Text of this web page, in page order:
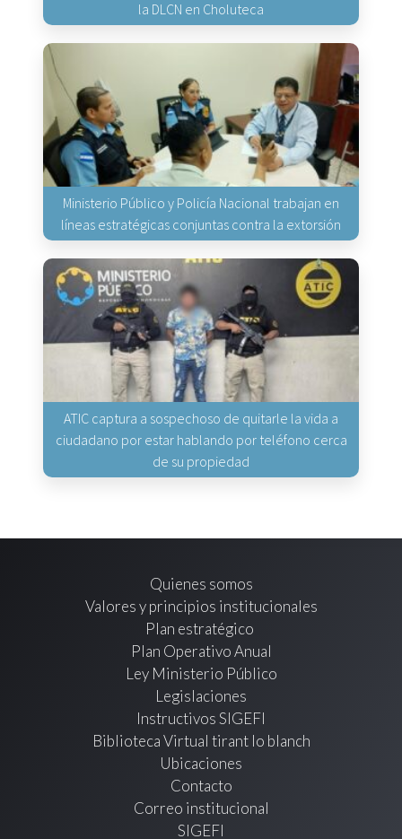
la DLCN en Choluteca
Ministerio Público y Policía Nacional trabajan en
líneas estratégicas conjuntas contra la extorsión
ATIC captura a sospechoso de quitarle la vida a
ciudadano por estar hablando por teléfono cerca
de su propiedad
Quienes somos
Valores y principios institucionales
Plan estratégico
Plan Operativo Anual
Ley Ministerio Público
Legislaciones
Instructivos SIGEFI
Biblioteca Virtual tirant lo blanch
Ubicaciones
Contacto
Correo institucional
SIGEFI